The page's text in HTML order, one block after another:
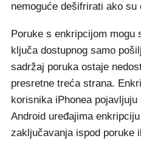
nemoguće dešifrirati ako su
Poruke s enkripcijom mogu
ključa dostupnog samo
sadržaj poruka ostaje
presretne treća strana.
korisnika iPhonea
Android uređajima
zaključavanja ispod poruke